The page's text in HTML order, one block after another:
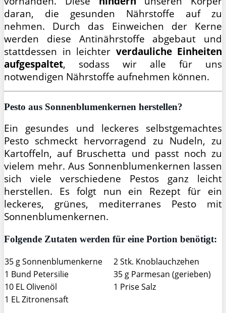
daran, die gesunden Nährstoffe auf zu
nehmen. Durch das Einweichen der Kerne
werden diese Antinährstoffe abgebaut und
stattdessen in leichter verdauliche Einheiten
aufgespaltet, sodass wir alle für uns
notwendigen Nährstoffe aufnehmen können.
Pesto aus Sonnenblumenkernen herstellen?
Ein gesundes und leckeres selbstgemachtes
Pesto schmeckt hervorragend zu Nudeln, zu
Kartoffeln, auf Bruschetta und passt noch zu
vielem mehr. Aus Sonnenblumenkernen lassen
sich viele verschiedene Pestos ganz leicht
herstellen. Es folgt nun ein Rezept für ein
leckeres, grünes, mediterranes Pesto mit
Sonnenblumenkernen.
Folgende Zutaten werden für eine Portion benötigt:
35 g Sonnenblumenkerne
2 Stk. Knoblauchzehen
1 Bund Petersilie
35 g Parmesan (gerieben)
10 EL Olivenöl
1 Prise Salz
1 EL Zitronensaft